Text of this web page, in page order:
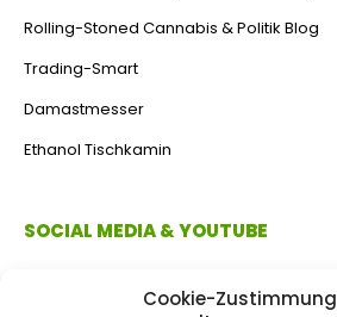
Cookie-Zustimmung
Rolling-Stoned Cannabis & Politik Blog
Trading-Smart
Damastmesser
Ethanol Tischkamin
SOCIAL MEDIA & YOUTUBE